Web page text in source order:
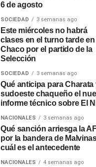
6 de agosto
SOCIEDAD 3 semanas ago
Este miércoles no habrá
clases en el turno tarde en
Chaco por el partido de la
Selección
SOCIEDAD 3 semanas ago
Qué anticipa para Charata
sudoeste chaqueño el
informe técnico sobre El
NACIONALES 3 semanas ago
Qué sanción arriesga la
por la bandera de
cuál es el antecedente
NACIONALES 4 semanas ago